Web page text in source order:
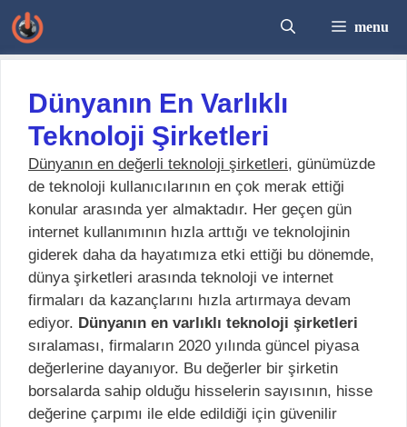
İçeriğe
atla
menu
Dünyanın En Varlıklı
Teknoloji Şirketleri
Dünyanın en değerli teknoloji şirketleri, günümüzde
de teknoloji kullanıcılarının en çok merak ettiği
konular arasında yer almaktadır. Her geçen gün
internet kullanımının hızla arttığı ve teknolojinin
giderek daha da hayatımıza etki ettiği bu dönemde,
dünya şirketleri arasında teknoloji ve internet
firmaları da kazançlarını hızla artırmaya devam
ediyor. Dünyanın en varlıklı teknoloji şirketleri
sıralaması, firmaların 2020 yılında güncel piyasa
değerlerine dayanıyor. Bu değerler bir şirketin
borsalarda sahip olduğu hisselerin sayısının, hisse
değerine çarpımı ile elde edildiği için güvenilir